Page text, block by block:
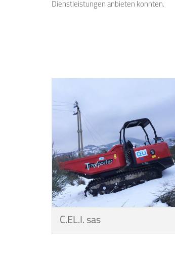
Dienstleistungen anbieten konnten.
C.EL.I. sas